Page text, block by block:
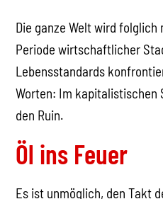
Es ist unmöglich, den Takt
vorherzusagen. Zu viele
sich in der Gleichung.
Gewissheit sagen,
unvermeidlich auf das
Das gilt vor allem für die
Lebenshaltungskosten, und
für Afrika, Asien und